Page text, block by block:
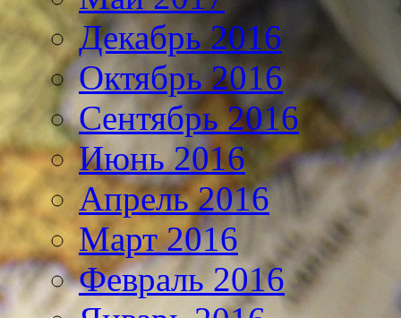
Декабрь 2016
Октябрь 2016
Сентябрь 2016
Июнь 2016
Апрель 2016
Март 2016
Февраль 2016